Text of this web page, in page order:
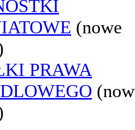
(nowe
PRAWA